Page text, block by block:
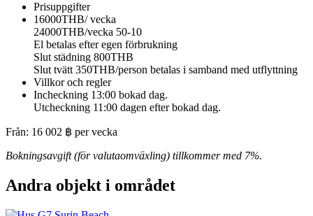
Prisuppgifter
16000THB/ vecka
24000THB/vecka 50-10
El betalas efter egen förbrukning
Slut städning 800THB
Slut tvätt 350THB/person betalas i samband med utflyttning
Villkor och regler
Incheckning 13:00 bokad dag.
Utcheckning 11:00 dagen efter bokad dag.
Från: 16 002 ฿ per vecka
Bokningsavgift (för valutaomväxling) tillkommer med 7%.
Andra objekt i området